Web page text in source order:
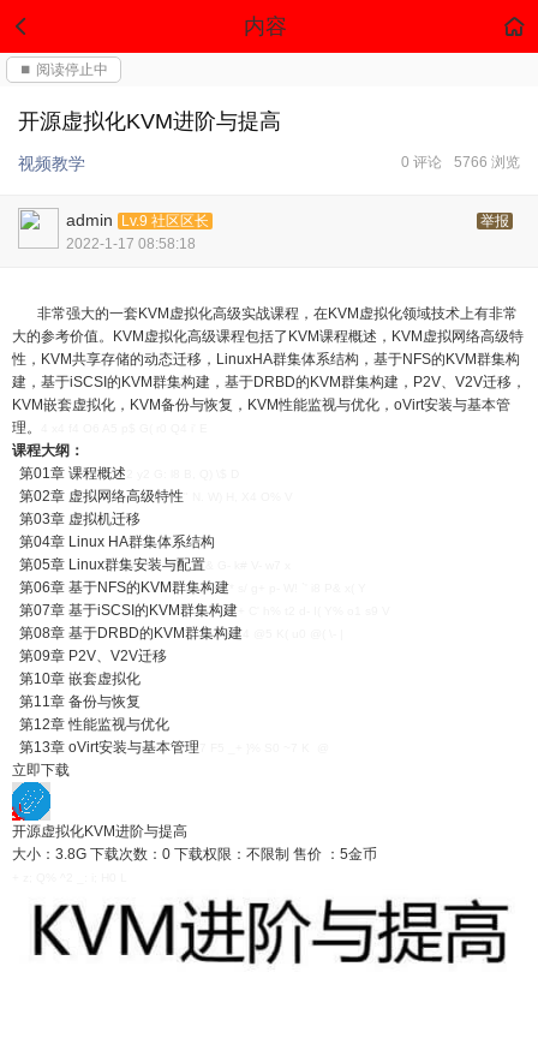
内容
⏹ 阅读停止中
开源虚拟化KVM进阶与提高
视频教学 5766 浏览
0 评论
admin Lv.9 社区区长
举报
2022-1-17 08:58:18
非常强大的一套KVM虚拟化高级实战课程，在KVM虚拟化领域技术上有非常
大的参考价值。KVM虚拟化高级课程包括了KVM课程概述，KVM虚拟网络高级特
性，KVM共享存储的动态迁移，LinuxHA群集体系结构，基于NFS的KVM群集构
建，基于iSCSI的KVM群集构建，基于DRBD的KVM群集构建，P2V、V2V迁移，
KVM嵌套虚拟化，KVM备份与恢复，KVM性能监视与优化，oVirt安装与基本管
理。
课程大纲：
第01章 课程概述
第02章 虚拟网络高级特性
第03章 虚拟机迁移
第04章 Linux HA群集体系结构
第05章 Linux群集安装与配置
第06章 基于NFS的KVM群集构建
第07章 基于iSCSI的KVM群集构建
第08章 基于DRBD的KVM群集构建
第09章 P2V、V2V迁移
第10章 嵌套虚拟化
第11章 备份与恢复
第12章 性能监视与优化
第13章 oVirt安装与基本管理
立即下载
开源虚拟化KVM进阶与提高
大小：3.8G 下载次数：0 下载权限：不限制 售价 ：5金币